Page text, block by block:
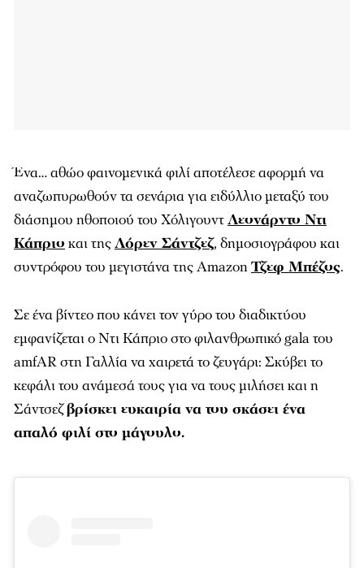
Ένα… αθώο φαινομενικά φιλί αποτέλεσε αφορμή να
αναζωπυρωθούν τα σενάρια για ειδύλλιο μεταξύ του
διάσημου ηθοποιού του ΧόλιγουντΛεονάρντο Ντι
Κάπριο και τηςΛόρεν Σάντζεζ, δημοσιογράφου και
συντρόφου του μεγιστάνα της AmazonΤζεφ Μπέζος.
Σε ένα βίντεο που κάνει τον γύρο του διαδικτύου
εμφανίζεται ο Ντι Κάπριο στο φιλανθρωπικό gala του
amfAR στη Γαλλία να χαιρετά το ζευγάρι: Σκύβει το
κεφάλι του ανάμεσά τους για να τους μιλήσει και η
Σάντσεζβρίσκει ευκαιρία να του σκάσει ένα
απαλό φιλί στο μάγουλο.